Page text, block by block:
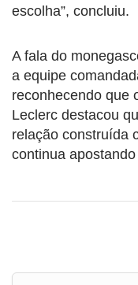
escolha”, concluiu.
A fala do
a equipe
reconhecendo que
Leclerc destacou
relação construída
continua